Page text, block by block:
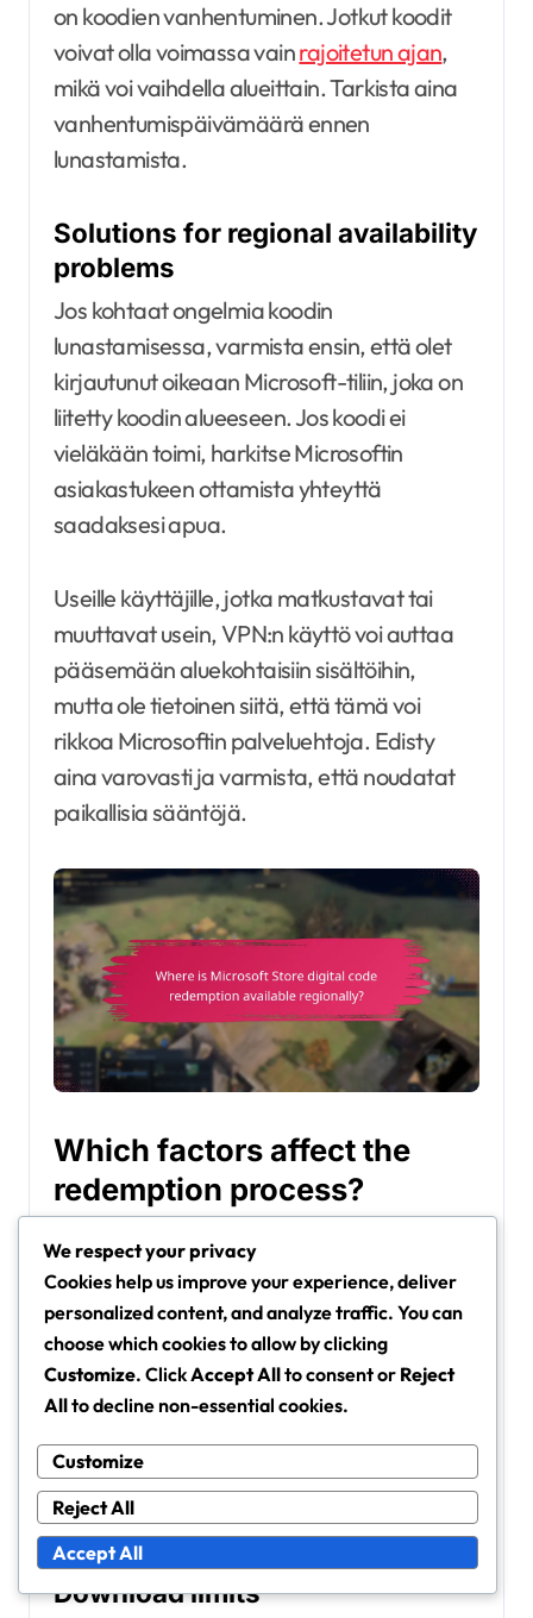
on koodien vanhentuminen. Jotkut koodit
voivat olla voimassa vainrajoitetun ajan,
mikä voi vaihdella alueittain. Tarkista aina
vanhentumispäivämäärä ennen
lunastamista.
Solutions for regional availability
problems
Jos kohtaat ongelmia koodin
lunastamisessa, varmista ensin, että olet
kirjautunut oikeaan Microsoft-tiliin, joka on
liitetty koodin alueeseen. Jos koodi ei
vieläkään toimi, harkitse Microsoftin
asiakastukeen ottamista yhteyttä
saadaksesi apua.
Useille käyttäjille, jotka matkustavat tai
muuttavat usein, VPN:n käyttö voi auttaa
pääsemään aluekohtaisiin sisältöihin,
mutta ole tietoinen siitä, että tämä voi
rikkoa Microsoftin palveluehtoja. Edisty
aina varovasti ja varmista, että noudatat
paikallisia sääntöjä.
Which factors affect the
redemption process?
lunastusprosessiin vaikuttavat useat tekijät,
mukaan lukien latausrajoitukset,
jakomahdollisuudet, alueelliset rajoitukset,
tilivaatimukset, vanhentumispäivät ja
laitteiden yhteensopivuus. Näiden
elementtien ymmärtäminen voi auttaa
varmistamaan sujuvamman kokemuksen
koodien lunastamisessa.
Download limits
We respect your privacy
Cookies help us improve your experience, deliver
personalized content, and analyze traffic. You can
choose which cookies to allow by clicking
Customize. ClickAccept Allto consent or Reject
Allto decline non-essential cookies.
Customize
Reject All
Accept All